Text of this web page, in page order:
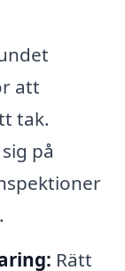
att
tak.
på
Rätt